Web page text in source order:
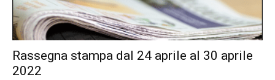
Rassegna stampa dal 24 aprile al 30 aprile
2022